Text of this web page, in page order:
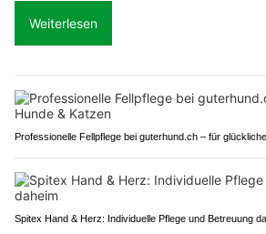
Weiterlesen
Professionelle Fellpflege bei guterhund.ch – für
Spitex Hand & Herz: Individuelle Pflege und Betreuung